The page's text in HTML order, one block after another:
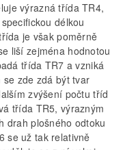
výrazná třída TR4,
délkou
je však poměrně
liší zejména hodnotou
třída TR7 a vzniká
zde zdá být tvar
zvýšení počtu tříd
třída TR5, výrazným
drah plošného odtoku
se už tak relativně